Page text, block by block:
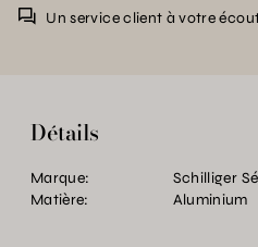
Un service client à votre
Détails
Marque:
Schilliger
Matière:
Aluminium